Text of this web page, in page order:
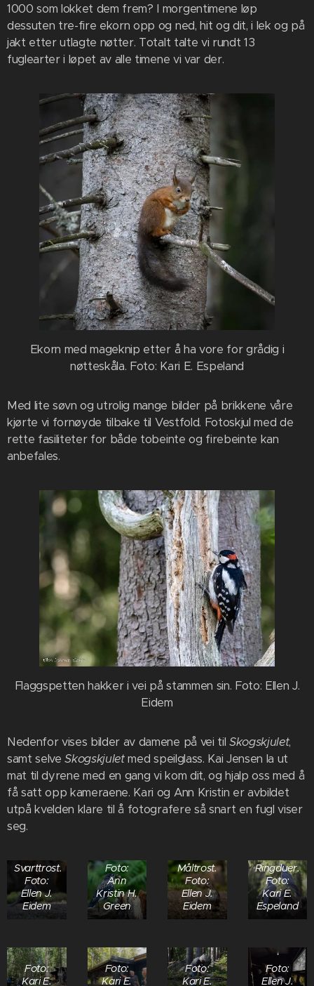
1000 som lokket dem frem? I morgentimene løp
dessuten tre-fire ekorn opp og ned, hit og dit, i lek og på
jakt etter utlagte nøtter. Totalt talte vi rundt 13
fuglearter i løpet av alle timene vi var der.
Ekorn med mageknip etter å ha vore for grådig i
nøtteskåla. Foto: Kari E. Espeland
Med lite søvn og utrolig mange bilder på brikkene våre
kjørte vi fornøyde tilbake til Vestfold. Fotoskjul med de
rette fasiliteter for både tobeinte og firebeinte kan
anbefales.
Flaggspetten hakker i vei på stammen sin. Foto: Ellen J.
Eidem
Nedenfor vises bilder av damene på vei til Skogskjulet,
samt selve Skogskjuletmed speilglass. Kai Jensen la ut
mat til dyrene med en gang vi kom dit, og hjalp oss med å
få satt opp kameraene. Kari og Ann Kristin er avbildet
utpå kvelden klare til å fotografere så snart en fugl viser
seg.
Svarttrost.
Foto:
Ellen J.
Eidem
Foto:
Ann
Kristin H.
Green
Måltrost.
Foto:
Ellen J.
Eidem
Ringduer.
Foto:
Kari E.
Espeland
Foto:
Kari E.
Foto:
Kari E.
Foto:
Kari E.
Foto:
Ellen J.